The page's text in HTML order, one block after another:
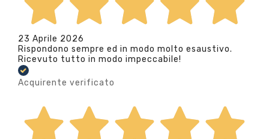
23 Aprile 2026
Rispondono sempre ed in modo molto esaustivo.
Ricevuto tutto in modo impeccabile!
Acquirente verificato